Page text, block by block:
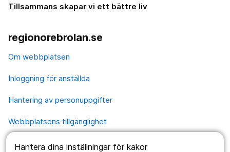
Hantera dina inställningar för kakor
Tillsammans skapar vi ett bättre liv
regionorebrolan.se
Om webbplatsen
Inloggning för anställda
Hantering av personuppgifter
Webbplatsens tillgänglighet